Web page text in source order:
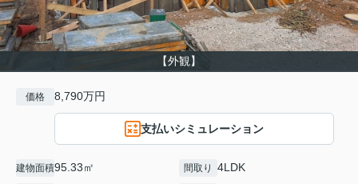
【外観】
価格 8,790万円
支払いシミュレーション
建物面積95.33㎡ 間取り 4LDK